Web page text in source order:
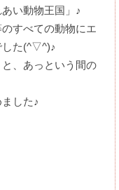
い動物王国」♪
すべての動物にエ
した(^▽^)♪
、あっという間の
した♪